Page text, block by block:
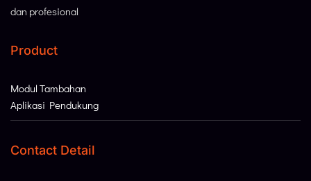
dan profesional
Product
Modul Tambahan
Aplikasi Pendukung
Contact Detail